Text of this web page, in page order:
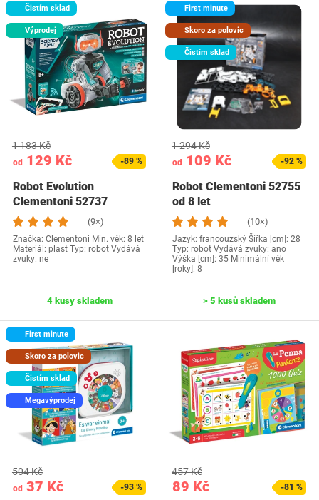
Čistím sklad
Výprodej
od 129 Kč
1 183 Kč
-89 %
Robot Evolution
Clementoni 52737
(9×)
Značka: Clementoni Min. věk: 8 let
Materiál: plast Typ: robot Vydává
zvuky: ne
4 kusy skladem
First minute
Skoro za polovic
Čistím sklad
od 109 Kč
1 294 Kč
-92 %
Robot Clementoni 52755
od 8 let
(10×)
Jazyk: francouzský Šířka [cm]: 28
Typ: robot Vydává zvuky: ano
Výška [cm]: 35 Minimální věk
[roky]: 8
> 5 kusů skladem
First minute
Skoro za polovic
Čistím sklad
Megavýprodej
od 37 Kč
504 Kč
-93 % 89 Kč
457 Kč
-81 %